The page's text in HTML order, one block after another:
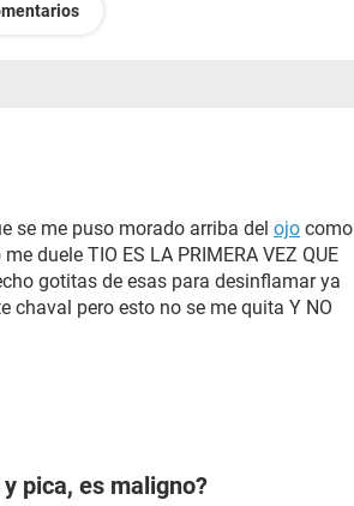
se me puso morado arriba del ojo como
duele TIO ES LA PRIMERA VEZ QUE
gotitas de esas para desinflamar ya
chaval pero esto no se me quita Y NO
pica, es maligno?